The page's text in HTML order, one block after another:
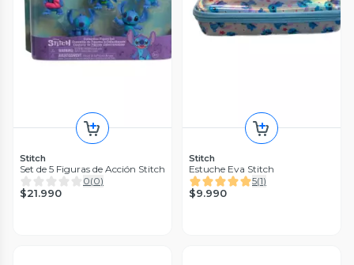
Stitch
Set de 5 Figuras de Acción Stitch
0(0)
$21.990
Stitch
Estuche Eva Stitch
5(1)
$9.990